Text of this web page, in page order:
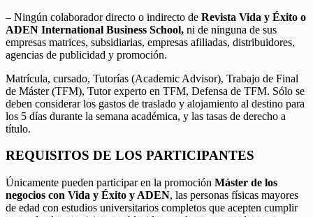
– Ningún colaborador directo o indirecto de Revista Vida y Éxito o
ADEN International Business School, ni de ninguna de sus
empresas matrices, subsidiarias, empresas afiliadas, distribuidores,
agencias de publicidad y promoción.
Matrícula, cursado, Tutorías (Academic Advisor), Trabajo de Final
de Máster (TFM), Tutor experto en TFM, Defensa de TFM. Sólo se
deben considerar los gastos de traslado y alojamiento al destino para
los 5 días durante la semana académica, y las tasas de derecho a
título.
REQUISITOS DE LOS PARTICIPANTES
Únicamente pueden participar en la promoción Máster de los
negocios con Vida y Éxito y ADEN, las personas físicas mayores
de edad con estudios universitarios completos que acepten cumplir